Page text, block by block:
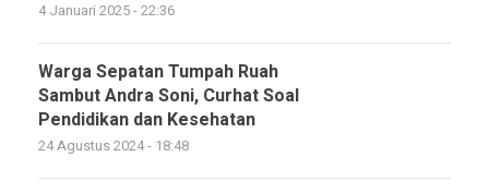
4 Januari 2025 - 22:36
Warga Sepatan Tumpah Ruah
Sambut Andra Soni, Curhat Soal
Pendidikan dan Kesehatan
24 Agustus 2024 - 18:48